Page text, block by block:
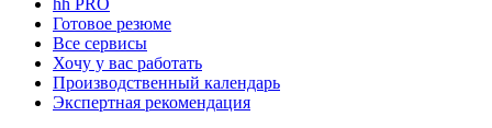
hh PRO
Готовое резюме
Все сервисы
Хочу у вас работать
Производственный календарь
Экспертная рекомендация